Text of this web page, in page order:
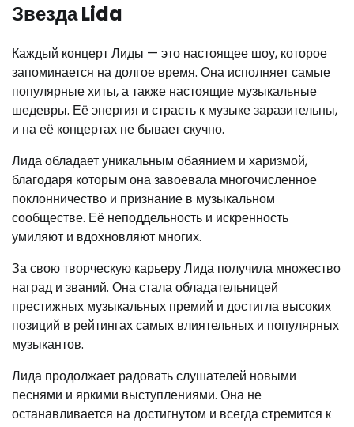
Звезда Lida
Каждый концерт Лиды — это настоящее шоу, которое
запоминается на долгое время. Она исполняет самые
популярные хиты, а также настоящие музыкальные
шедевры. Её энергия и страсть к музыке заразительны,
и на её концертах не бывает скучно.
Лида обладает уникальным обаянием и харизмой,
благодаря которым она завоевала многочисленное
поклонничество и признание в музыкальном
сообществе. Её неподдельность и искренность
умиляют и вдохновляют многих.
За свою творческую карьеру Лида получила множество
наград и званий. Она стала обладательницей
престижных музыкальных премий и достигла высоких
позиций в рейтингах самых влиятельных и популярных
музыкантов.
Лида продолжает радовать слушателей новыми
песнями и яркими выступлениями. Она не
останавливается на достигнутом и всегда стремится к